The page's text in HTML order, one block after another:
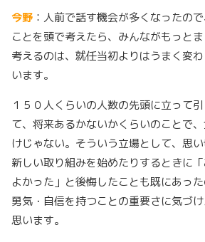
今野 ：人前で話す機会が多くなったの
ことを頭で考えたら、みんながもっと
考えるのは、就任当初よりはうまく変
います。
１５０人くらいの人数の先頭に立って
て、将来あるかないかくらいのことで
けじゃない。そういう立場として、思い
新しい取り組みを始めたりするときに
よかった」と後悔したことも既にあっ
勇気・自信を持つことの重要さに気づ
思います。